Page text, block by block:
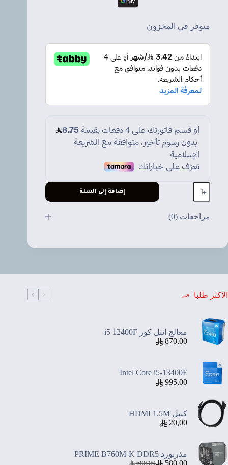
متوفر في المخزون
كمية
وصلة
HDMI
AM-
AF
الى
إضافة إلى السلة
مراجعات (0)
الاكثر طلبا
معالج انتل كور i5 12400F
870,00
Intel Core i5-13400F
995,00
كيبل HDMI 1.5M
20,00
مذربورد PRIME B760M-K DDR5
680,00 580,00